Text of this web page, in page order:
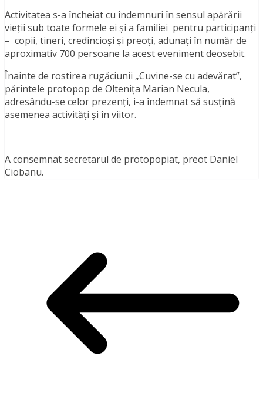
Activitatea s-a încheiat cu îndemnuri în sensul apărării
vieții sub toate formele ei și a familiei pentru participanți
– copii, tineri, credincioși și preoți, adunați în număr de
aproximativ 700 persoane la acest eveniment deosebit.
Înainte de rostirea rugăciunii „Cuvine-se cu adevărat”,
părintele protopop de Oltenița Marian Necula,
adresându-se celor prezenți, i-a îndemnat să susțină
asemenea activități și în viitor.
A consemnat secretarul de protopopiat, preot Daniel
Ciobanu.